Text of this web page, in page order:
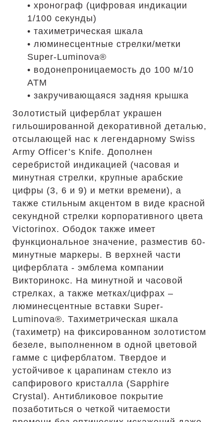
• хронограф (цифровая индикации
1/100 секунды)
• тахиметрическая шкала
• люминесцентные стрелки/метки
Super-Luminova®
• водонепроницаемость до 100 м/10
АТМ
• закручивающаяся задняя крышка
Золотистый циферблат украшен
гильошированной декоративной деталью,
отсылающей нас к легендарному Swiss
Army Officer’s Knife. Дополнен
серебристой индикацией (часовая и
минутная стрелки, крупные арабские
цифры (3, 6 и 9) и метки времени), а
также стильным акцентом в виде красной
секундной стрелки корпоративного цвета
Victorinox. Ободок также имеет
функциональное значение, разместив 60-
минутные маркеры. В верхней части
циферблата - эмблема компании
Викторинокс. На минутной и часовой
стрелках, а также метках/цифрах –
люминесцентные вставки Super-
Luminova®. Тахиметрическая шкала
(тахиметр) на фиксированном золотистом
безеле, выполненном в одной цветовой
гамме с циферблатом. Твердое и
устойчивое к царапинам стекло из
сапфирового кристалла (Sapphire
Crystal). Антибликовое покрытие
позаботиться о четкой читаемости